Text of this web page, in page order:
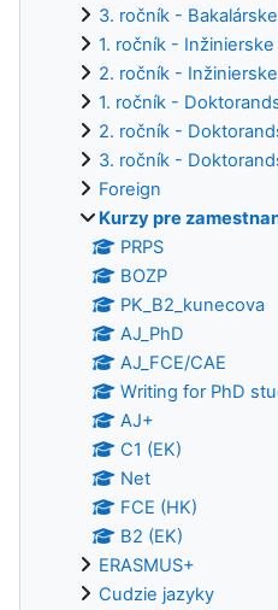
3. ročník -
1. ročník -
2. ročník -
1. ročník -
2. ročník -
3. ročník -
Foreign
Kurzy pre
PRPS
BOZP
PK_B2_kunecova
AJ_PhD
AJ_FCE/CAE
Writing for PhD
AJ+
C1 (EK)
Net
FCE (HK)
B2 (EK)
ERASMUS+
Cudzie jazyky